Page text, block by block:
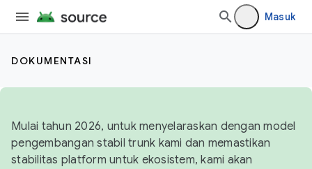
Masuk
DOKUMENTASI
Mulai tahun 2026, untuk menyelaraskan dengan model
pengembangan stabil trunk kami dan memastikan
stabilitas platform untuk ekosistem, kami akan